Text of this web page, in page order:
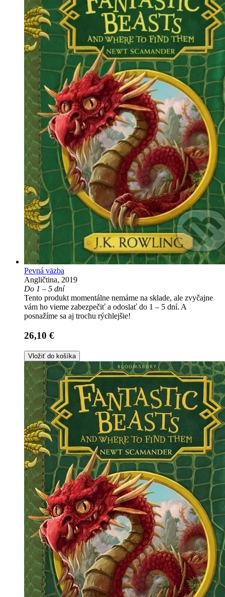
Pevná väzba
Angličtina, 2019
Do 1 – 5 dní
Tento produkt momentálne nemáme na sklade, ale zvyčajne
vám ho vieme zabezpečiť a odoslať do 1 – 5 dní. A
posnažíme sa aj trochu rýchlejšie!
26,10 €
Vložiť do košíka